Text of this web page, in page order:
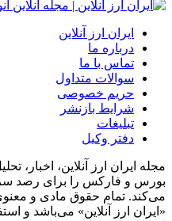
ایران ارز آنلاین
درباره ما
تماس با ما
سوالات متداول
حریم خصوصی
شرایط بازنشر
تبلیغات
دفتر وکیل
مجله ایران ارز آنلاین، اخبار،
بورس و فارکس را برای رصد
می‌کند. تمام حقوق مادی و
«ایران ارز آنلاین» می‌باشد و